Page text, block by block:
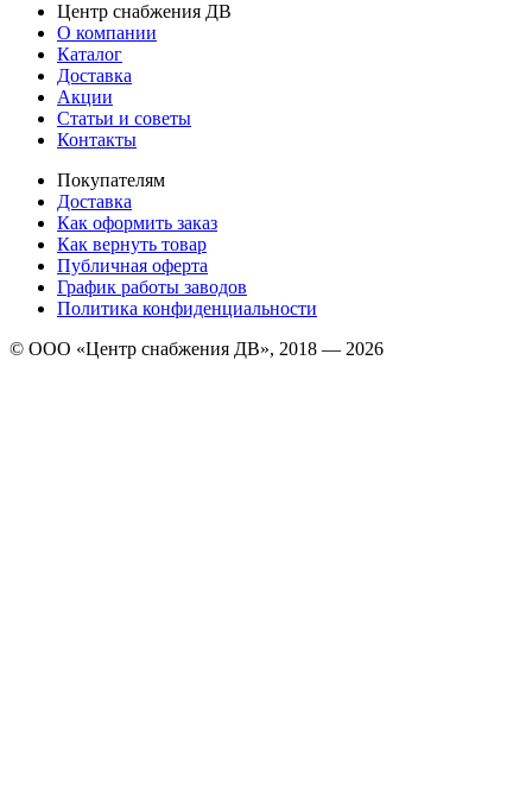
Центр снабжения ДВ
О компании
Каталог
Доставка
Акции
Статьи и советы
Контакты
Покупателям
Доставка
Как оформить заказ
Как вернуть товар
Публичная оферта
График работы заводов
Политика конфиденциальности
© ООО «Центр снабжения ДВ», 2018 — 2026